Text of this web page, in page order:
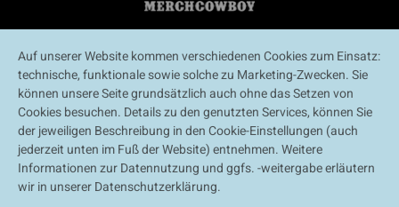
Auf unserer Website kommen verschiedenen Cookies zum Einsatz:
technische, funktionale sowie solche zu Marketing-Zwecken. Sie
können unsere Seite grundsätzlich auch ohne das Setzen von
Cookies besuchen. Details zu den genutzten Services, können Sie
der jeweiligen Beschreibung in den Cookie-Einstellungen (auch
jederzeit unten im Fuß der Website) entnehmen. Weitere
Informationen zur Datennutzung und ggfs. -weitergabe erläutern
wir in unserer Datenschutzerklärung.